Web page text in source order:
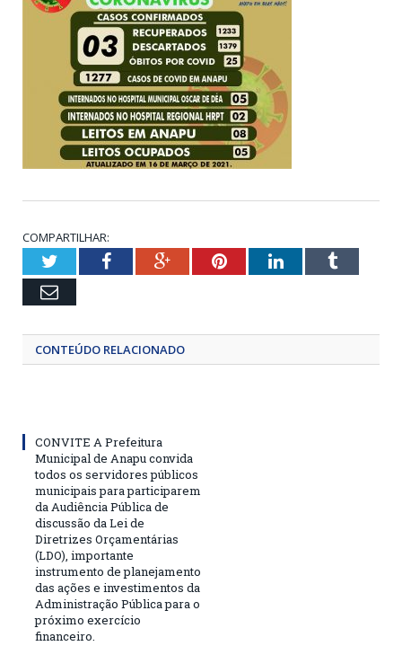
COMPARTILHAR:
TwitterFacebookGoogle+PinterestLinkedInTumblr
Email
CONTEÚDO RELACIONADO
CONVITE A Prefeitura
Municipal de Anapu convida
todos os servidores públicos
municipais para participarem
da Audiência Pública de
discussão da Lei de
Diretrizes Orçamentárias
(LDO), importante
instrumento de planejamento
das ações e investimentos da
Administração Pública para o
próximo exercício
financeiro.